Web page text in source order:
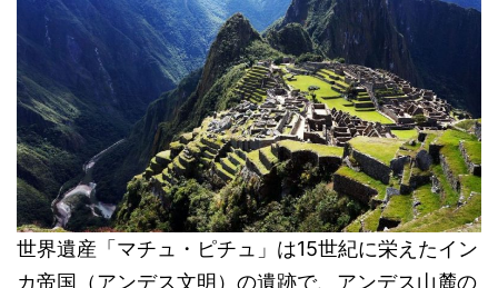
世界遺産「マチュ・ピチュ」は15世紀に栄えたイン
カ帝国（アンデス文明）の遺跡で、アンデス山麓の